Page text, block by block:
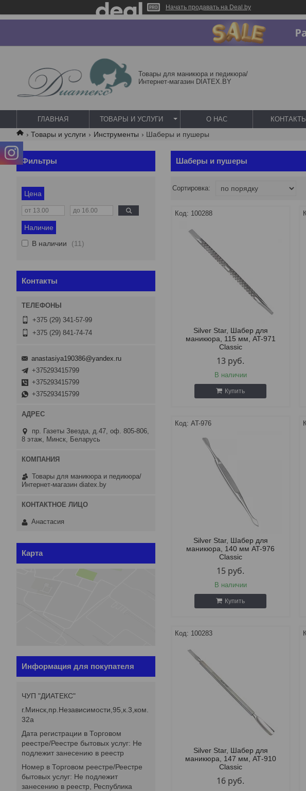
Начать продавать на Deal.by
Товары для маникюра и педикюра/
Интернет-магазин DIATEX.BY
ГЛАВНАЯ ТОВАРЫ И УСЛУГИ О НАС КОНТАКТЫ
Товары и услуги Инструменты Шаберы и пушеры
Шаберы и пушеры
100288
Silver Star, Шабер для
маникюра, 115 мм, AT-971
Classic
13 руб.
В наличии
Купить
AT-976
Silver Star, Шабер для
маникюра, 140 мм AT-976
Classic
15 руб.
В наличии
Купить
100283
Silver Star, Шабер для
маникюра, 147 мм, АТ-910
Classic
16 руб.
Фильтры
Цена
Наличие
В наличии
11
Контакты
+375 (29) 341-57-99
+375 (29) 841-74-74
anastasiya190386@yandex.ru
+375293415799
+375293415799
+375293415799
пр. Газеты Звезда, д.47, оф. 805-806,
8 этаж, Минск, Беларусь
Товары для маникюра и педикюра/
Интернет-магазин diatex.by
Анастасия
Карта
Информация для покупателя
ЧУП "ДИАТЕКС"
г.Минск,пр.Независимости,95,к.3,ком.
32а
Дата регистрации в Торговом
реестре/Реестре бытовых услуг: Не
подлежит занесению в реестр
Номер в Торговом реестре/Реестре
бытовых услуг: Не подлежит
занесению в реестр, Республика